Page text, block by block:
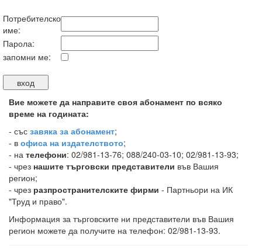
Потребителско
име:
Парола:
запомни ме:
Вие можете да направите своя абонамент по всяко
време на годината:
- със завяка за абонамент;
- в офиса на издателството;
- на телефони: 02/981-13-76; 088/240-03-10; 02/981-13-93;
- чрез нашите търговски представители във Вашия
регион;
- чрез разпространителските фирми - Партньори на ИК
"Труд и право".
Информация за търговските ни представители във Вашия
регион можете да получите на телефон: 02/981-13-93.